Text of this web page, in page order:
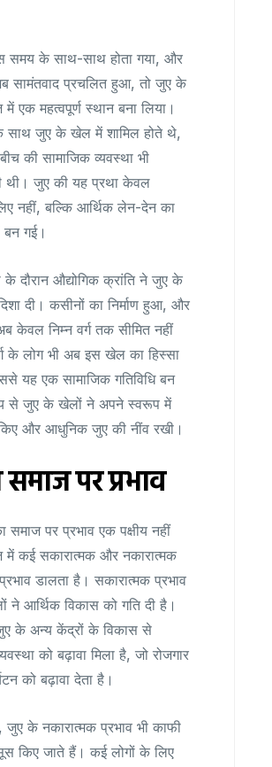
समय के साथ-साथ होता गया, और
सामंतवाद प्रचलित हुआ, तो जुए के
एक महत्वपूर्ण स्थान बना लिया।
साथ जुए के खेल में शामिल होते थे,
की सामाजिक व्यवस्था भी
थी। जुए की यह प्रथा केवल
नहीं, बल्कि आर्थिक लेन-देन का
बन गई।
के दौरान औद्योगिक क्रांति ने जुए के
दी। कसीनों का निर्माण हुआ, और
केवल निम्न वर्ग तक सीमित नहीं
के लोग भी अब इस खेल का हिस्सा
यह एक सामाजिक गतिविधि बन
से जुए के खेलों ने अपने स्वरूप में
किए और आधुनिक जुए की नींव रखी।
पर प्रभाव
पर प्रभाव एक पक्षीय नहीं
कई सकारात्मक और नकारात्मक
डालता है। सकारात्मक प्रभाव
आर्थिक विकास को गति दी है।
के अन्य केंद्रों के विकास से
को बढ़ावा मिला है, जो रोजगार
को बढ़ावा देता है।
जुए के नकारात्मक प्रभाव भी काफी
किए जाते हैं। कई लोगों के लिए